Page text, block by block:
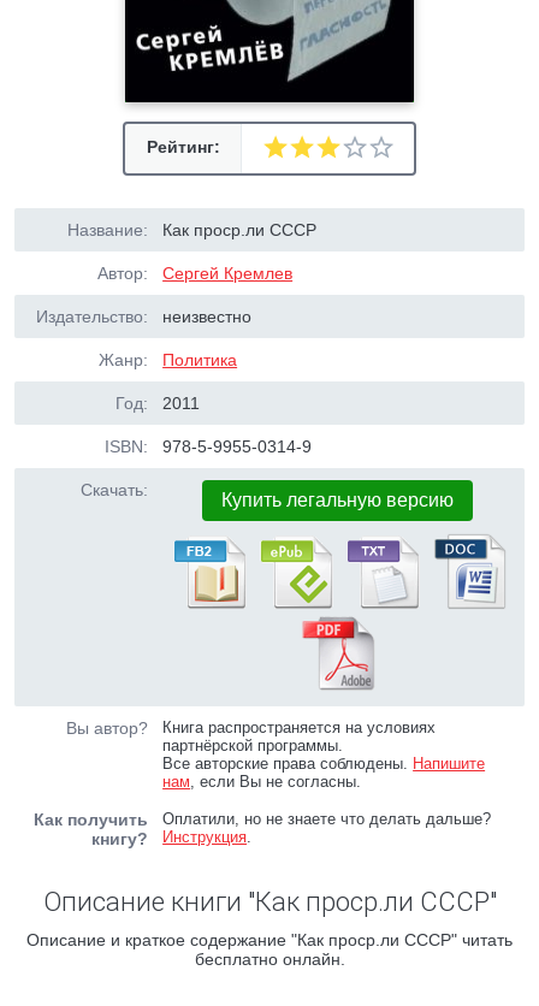
Рейтинг:
Название: Как проср.ли СССР
Автор: Сергей Кремлев
Издательство: неизвестно
Жанр: Политика
Год: 2011
ISBN: 978-5-9955-0314-9
Скачать: Купить легальную версию
Вы автор?
Книга распространяется на условиях
партнёрской программы.
Все авторские права соблюдены. Напишите
нам, если Вы не согласны.
Как получить
книгу?
Оплатили, но не знаете что делать дальше?
Инструкция.
Описание книги "Как проср.ли СССР"
Описание и краткое содержание "Как проср.ли СССР" читать
бесплатно онлайн.